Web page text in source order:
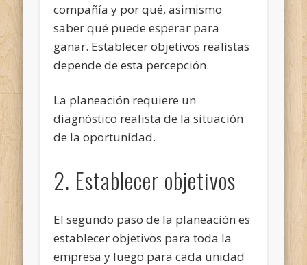
compañía y por qué, asimismo
saber qué puede esperar para
ganar. Establecer objetivos realistas
depende de esta percepción.
La planeación requiere un
diagnóstico realista de la situación
de la oportunidad.
2. Establecer objetivos
El segundo paso de la planeación es
establecer objetivos para toda la
empresa y luego para cada unidad